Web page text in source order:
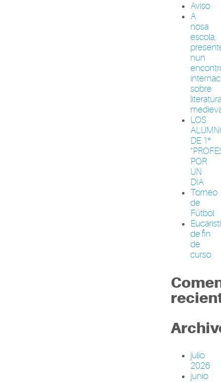
Aviso
A
nosa
escola,
nun
sobre
LOS
DE 1º
POR
UN
DIA
Torneo
de
Fútbol
de fin
de
curso
julio
2026
junio